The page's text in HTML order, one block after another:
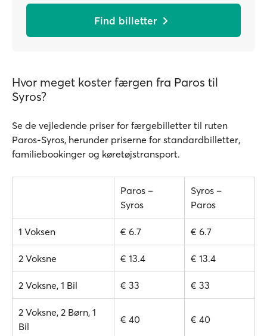
Find billetter
Hvor meget koster færgen fra Paros til
Syros?
Se de vejledende priser for færgebilletter til ruten
Paros-Syros, herunder priserne for standardbilletter,
familiebookinger og køretøjstransport.
Paros –
Syros
Syros –
Paros
1 Voksen € 6.7 € 6.7
2 Voksne € 13.4 € 13.4
2 Voksne, 1 Bil € 33 € 33
2 Voksne, 2 Børn, 1
Bil
€ 40 € 40